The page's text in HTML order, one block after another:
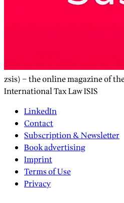
zsis) – the online magazine of
International Tax Law ISIS
LinkedIn
Contact
Subscription & Newsletter
Book advertising
Imprint
Terms of Use
Privacy